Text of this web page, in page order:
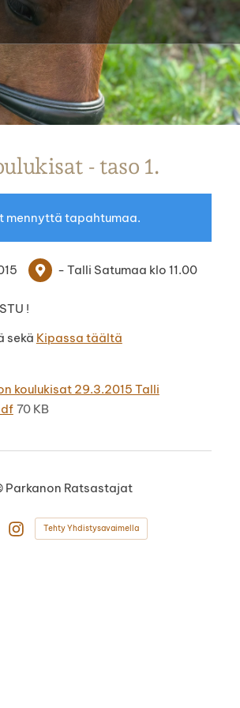
Parkanon Ratsastajat
- taso 1.
mennyttä tapahtumaa.
- Talli Satumaa klo 11.00
!
sekä Kipassa täältä
koulukisat 29.3.2015 Talli
70 KB
Parkanon Ratsastajat
Tehty Yhdistysavaimella